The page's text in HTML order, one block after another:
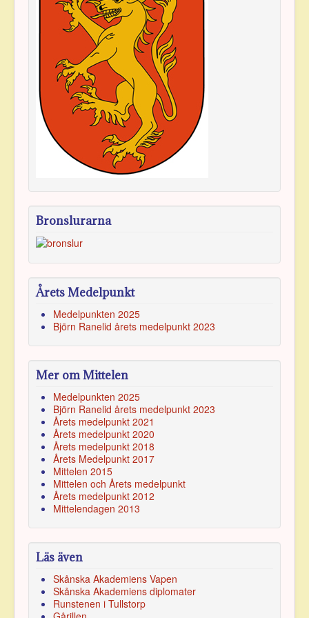
Bronslurarna
Årets Medelpunkt
Medelpunkten 2025
Björn Ranelid årets medelpunkt 2023
Mer om Mittelen
Medelpunkten 2025
Björn Ranelid årets medelpunkt 2023
Årets medelpunkt 2021
Årets medelpunkt 2020
Årets medelpunkt 2018
Årets Medelpunkt 2017
Mittelen 2015
Mittelen och Årets medelpunkt
Årets medelpunkt 2012
Mittelendagen 2013
Läs även
Skånska Akademiens Vapen
Skånska Akademiens diplomater
Runstenen i Tullstorp